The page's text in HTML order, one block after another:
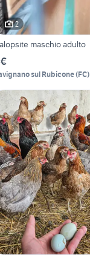
2
maschio adulto
sul Rubicone(FC)